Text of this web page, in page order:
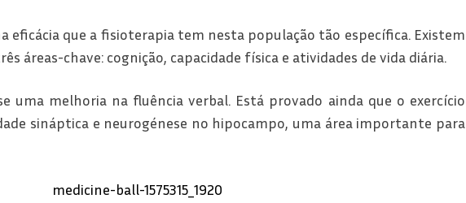
eficácia que a fisioterapia tem nesta população tão específica. Existem
áreas-chave: cognição, capacidade física e atividades de vida diária.
uma melhoria na fluência verbal. Está provado ainda que o exercício
sináptica e neurogénese no hipocampo, uma área importante para